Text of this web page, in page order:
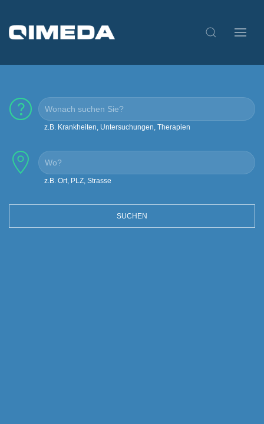
z.B. Krankheiten, Untersuchungen, Therapien
z.B. Ort, PLZ, Strasse
SUCHEN